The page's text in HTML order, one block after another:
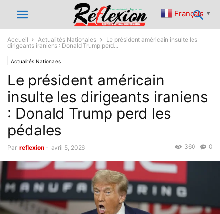
Accueil Actualités Nationales
Le président américain insulte les
dirigeants iraniens : Donald Trump perd...
Actualités Nationales
Le président américain
insulte les dirigeants iraniens
: Donald Trump perd les
pédales
Par reflexion - avril 5, 2026 0
360
Français ▼